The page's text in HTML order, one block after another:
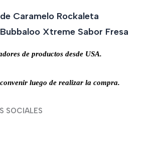
Caramelo Rockaleta
Xtreme Sabor Fresa
de productos desde USA.
luego de realizar la compra.
SOCIALES